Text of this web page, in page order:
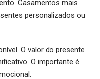
Casamentos mais
personalizados ou
O valor do presente
O importante é